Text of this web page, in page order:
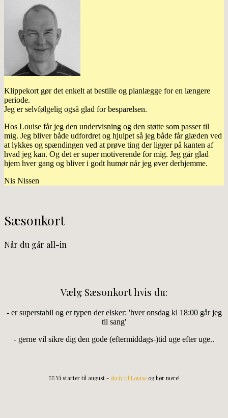
Klippekort gør det enkelt at bestille og planlægge for en længere
periode.
Jeg er selvfølgelig også glad for besparelsen.
Hos Louise får jeg den undervisning og den støtte som passer til
mig. Jeg bliver både udfordret og hjulpet så jeg både får glæden ved
at lykkes og spændingen ved at prøve ting der ligger på kanten af
hvad jeg kan. Og det er super motiverende for mig. Jeg går glad
hjem hver gang og bliver i godt humør når jeg øver derhjemme.
Nis Nissen
Sæsonkort
Når du går all-in
Vælg Sæsonkort hvis du:
- er superstabil og er typen der elsker: 'hver onsdag kl 18:00 går jeg
til sang'
- gerne vil sikre dig den gode (eftermiddags-)tid uge efter uge..
👉🏻 Vi starter til august - skriv til Louise og hør mere!